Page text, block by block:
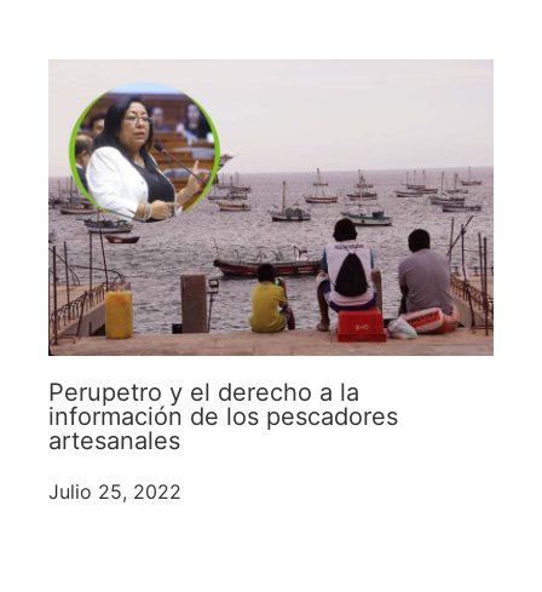
Perupetro y el derecho a la
información de los pescadores
artesanales
Julio 25, 2022